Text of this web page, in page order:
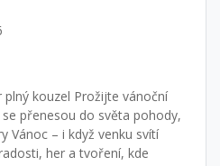
Prožijte vánoční
přenesou do světa pohody,
Vánoc – i když venku svítí
her a tvoření, kde